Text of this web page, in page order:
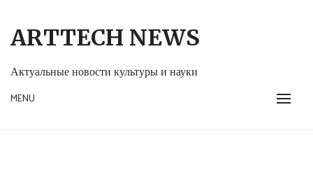
content
ARTTECH NEWS
Актуальные новости культуры и науки
MENU